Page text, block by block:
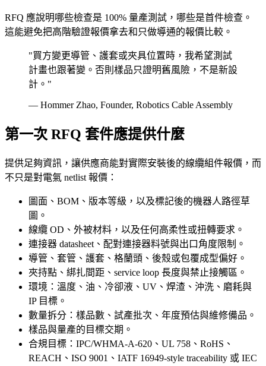
RFQ 應說明哪些檢查是 100% 量產測試，哪些是首件檢查。
這能避免把高階驗證報價拿去和只做導通的報價比較。
"買方變更導管、護套或夾具位置時，我希望測試
計畫也跟著變。否則樣品只證明舊風險，不是新設
計。"
— Hommer Zhao, Founder, Robotics Cable Assembly
第一次 RFQ 套件應提供什麼
提供足夠資訊，讓供應商能對實際安裝後的線纜組件報價，而
不只是對電氣 netlist 報價：
圖面、BOM、版本等級，以及標記後的機器人路徑草
圖。
線纜 OD、外被材料，以及任何高柔性或扭轉要求。
連接器 datasheet、配對連接器料號與出口角度限制。
導管、套管、護套、格蘭頭、後殼或包覆成型偏好。
夾持點、綁扎間距、service loop 長度與禁止接觸區。
環境：溫度、油、冷卻液、UV、焊渣、沖洗、磨耗與
IP 目標。
數量拆分：樣品數、試產批次、年度預估與維修備品。
樣品與量產的目標交期。
合規目標：IPC/WHMA-A-620、UL 758、RoHS、
REACH、ISO 9001、IATF 16949-style traceability 或 IEC